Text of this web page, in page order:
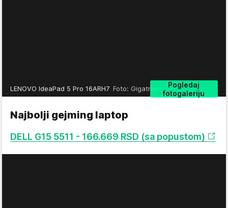
Pogledaj
fotogaleriju
LENOVO IdeaPad 5 Pro 16ARH7 Foto: Gigatron
Najbolji gejming laptop
DELL G15 5511 - 166.669 RSD (sa popustom)